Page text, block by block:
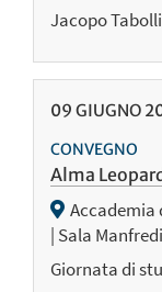
Jacopo
09 GIUGNO
CONVEGNO
Alma
Accademia
| Sala
Giornata di